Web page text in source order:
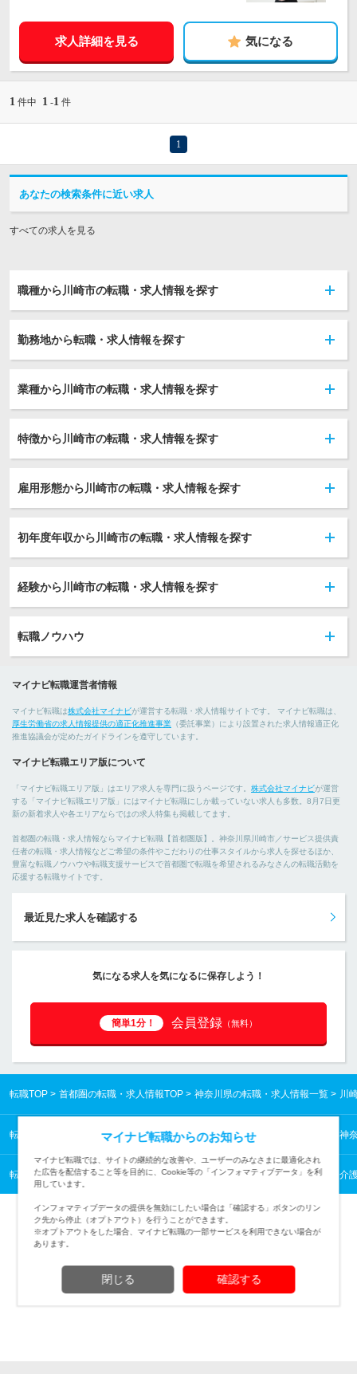
求人詳細を見る 気になる
1 件中 1 -1 件
1
あなたの検索条件に近い求人
すべての求人を見る
職種から川崎市の転職・求人情報を探す
勤務地から転職・求人情報を探す
業種から川崎市の転職・求人情報を探す
特徴から川崎市の転職・求人情報を探す
雇用形態から川崎市の転職・求人情報を探す
初年度年収から川崎市の転職・求人情報を探す
経験から川崎市の転職・求人情報を探す
転職ノウハウ
マイナビ転職運営者情報
マイナビ転職は株式会社マイナビが運営する転職・求人情報サイトです。 マイナビ転職は、
厚生労働省の求人情報提供の適正化推進事業 （委託事業）により設置された求人情報適正化
推進協議会が定めたガイドラインを遵守しています。
マイナビ転職エリア版について
「マイナビ転職エリア版」はエリア求人を専門に扱うページです。 株式会社マイナビが運営
する「マイナビ転職エリア版」にはマイナビ転職にしか載っていない求人も多数。8月7日更
新の新着求人や各エリアならではの求人特集も掲載してます。
首都圏の転職・求人情報ならマイナビ転職【首都圏版】。神奈川県川崎市／サービス提供責
任者の転職・求人情報などご希望の条件やこだわりの仕事スタイルから求人を探せるほか、
豊富な転職ノウハウや転職支援サービスで首都圏で転職を希望されるみなさんの転職活動を
応援する転職サイトです。
最近見た求人を確認する
気になる求人を気になるに保存しよう！
簡単1分！ 会員登録 （無料）
転職TOP 首都圏の転職・求人情報TOP 神奈川県の転職・求人情報一覧 川
転職TOP 首都圏の転職・求人情報TOP 神奈川県の転職・求人情報一覧 神
転職TOP 医療・福祉から探す 医療・福祉の転職・求人情報一覧 福祉・介
(c) Mynavi Corporation
マイナビ転職からのお知らせ
マイナビ転職では、サイトの継続的な改善や、ユーザーのみなさまに最適化され
た広告を配信すること等を目的に、Cookie等の「インフォマティブデータ」を利
用しています。
インフォマティブデータの提供を無効にしたい場合は「確認する」ボタンのリン
ク先から停止（オプトアウト）を行うことができます。
※オプトアウトをした場合、マイナビ転職の一部サービスを利用できない場合が
あります。
閉じる 確認する